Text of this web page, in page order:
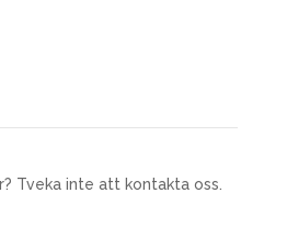
Tveka inte att kontakta oss.